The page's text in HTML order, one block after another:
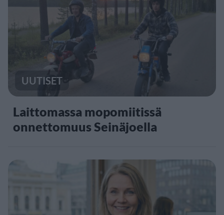
UUTISET
Laittomassa mopomiitissä
onnettomuus Seinäjoella